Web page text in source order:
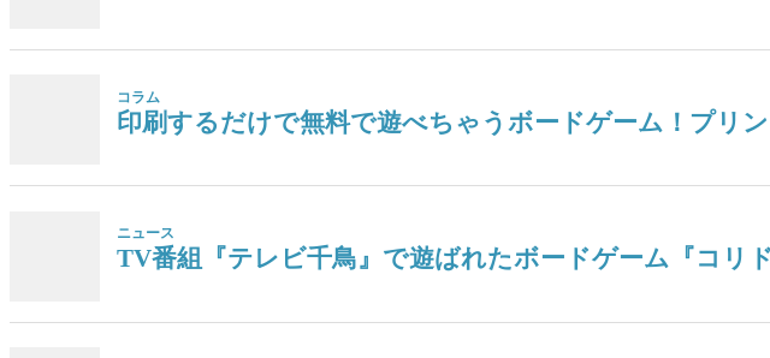
コラム
印刷するだけで無料で遊べちゃうボードゲーム！プリ
ニュース
TV番組『テレビ千鳥』で遊ばれたボードゲーム『コリ